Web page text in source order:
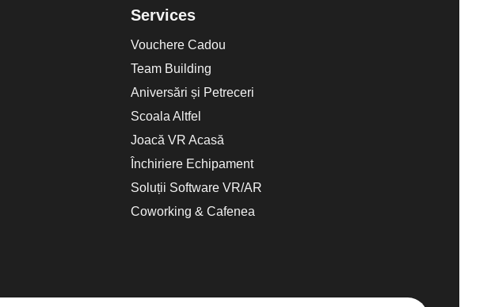
Services
Vouchere Cadou
Team Building
Aniversări și Petreceri
Scoala Altfel
Joacă VR Acasă
Închiriere Echipament
Soluții Software VR/AR
Coworking & Cafenea